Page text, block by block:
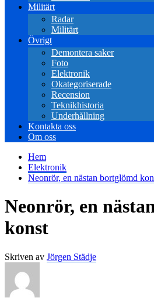
Militärt
Radar
Militärt
Övrigt
Demontera saker
Foto
Elektronik
Okategoriserade
Recension
Teknikhistoria
Underhållning
Kontakta oss
Om oss
Hem
Elektronik
Neonrör, en nästan bortglömd
Neonrör, en
konst
Skriven av Jörgen Städje